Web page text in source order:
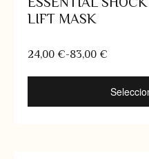
LIFT MASK
24,00 €-83,00 €